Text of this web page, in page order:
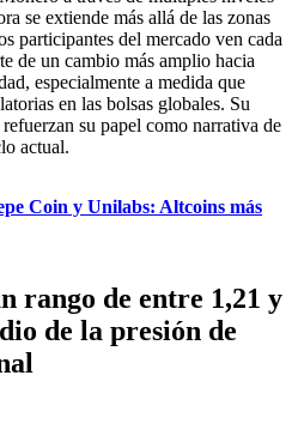
se extiende más allá de las zonas
participantes del mercado ven cada
de un cambio más amplio hacia
especialmente a medida que
en las bolsas globales. Su
su papel como narrativa de
actual.
Coin y Unilabs: Altcoins más
rango de entre 1,21 y
de la presión de